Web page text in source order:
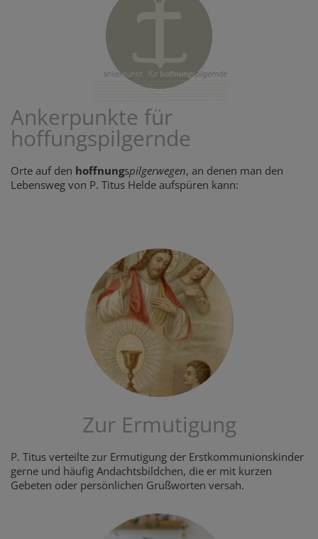
Ankerpunkte für
hoffungspilgernde
Orte auf den hoffnungspilgerwegen, an denen man den
Lebensweg von P. Titus Helde aufspüren kann:
Zur Ermutigung
P. Titus verteilte zur Ermutigung der Erstkommunionskinder
gerne und häufig Andachtsbildchen, die er mit kurzen
Gebeten oder persönlichen Grußworten versah.